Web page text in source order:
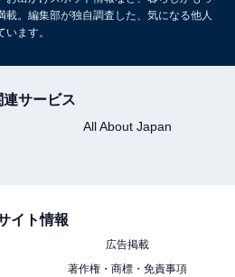
載。編集部が独自調査した、気になる他人
ます。
連サービス
All About Japan
イト情報
広告掲載
著作権・商標・免責事項